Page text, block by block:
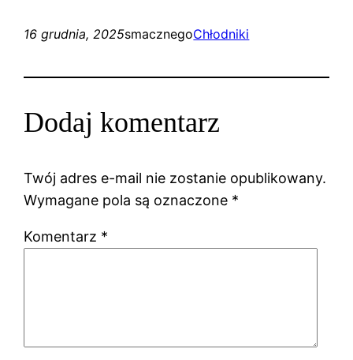
16 grudnia, 2025smacznegoChłodniki
Dodaj komentarz
Twój adres e-mail nie zostanie opublikowany.
Wymagane pola są oznaczone *
Komentarz *